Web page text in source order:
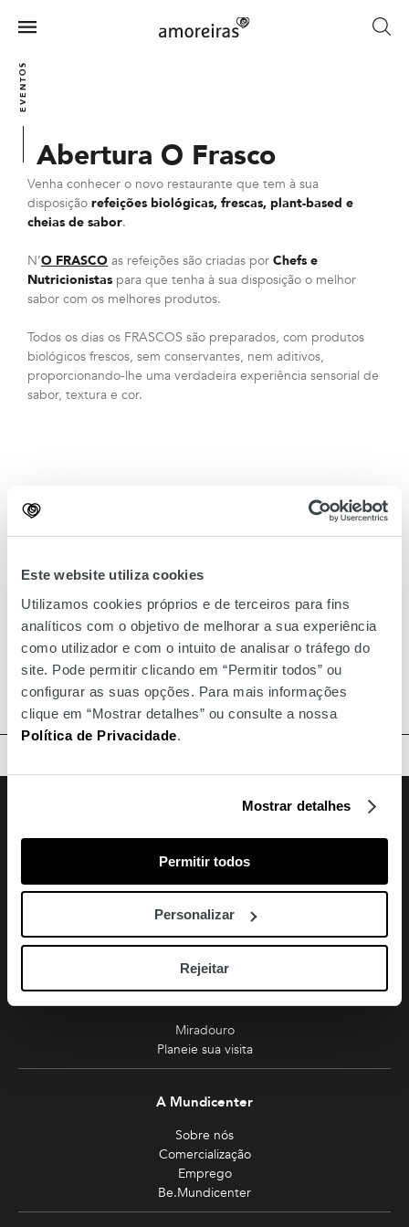
Este website utiliza cookies
Utilizamos cookies próprios e de terceiros para fins
analíticos com o objetivo de melhorar a sua experiência
como utilizador e com o intuito de analisar o tráfego do
site. Pode permitir clicando em “Permitir todos” ou
configurar as suas opções. Para mais informações
clique em “Mostrar detalhes” ou consulte a nossa
Política de Privacidade.
Mostrar detalhes
Permitir todos
Personalizar
Rejeitar
mainMenu
EVENTOS
Abertura O Frasco
Venha conhecer o novo restaurante que tem à sua
disposição refeições biológicas, frescas, plant-based e
cheias de sabor.
N’O FRASCO as refeições são criadas por Chefs e
Nutricionistas para que tenha à sua disposição o melhor
sabor com os melhores produtos.
Todos os dias os FRASCOS são preparados, com produtos
biológicos frescos, sem conservantes, nem aditivos,
proporcionando-lhe uma verdadeira experiência sensorial de
sabor, textura e cor.
213 810 200 (chamada rede fixa nacional)
Av. Eng. Duarte Pacheco
1070-103 Lisboa
Turismo
Miradouro
Planeie sua visita
A Mundicenter
Sobre nós
Comercialização
Emprego
Be.Mundicenter